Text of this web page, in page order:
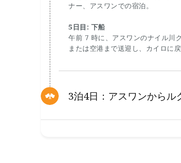
ナー、アスワンでの宿泊。
5日目: 下船
午前 7 時に、アスワンのナイル川
または空港まで送迎し、カイロに戻
3泊4日：アスワンから